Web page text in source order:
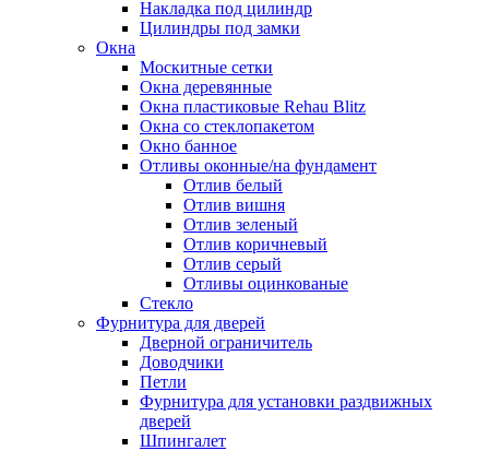
Накладка под цилиндр
Цилиндры под замки
Окна
Москитные сетки
Окна деревянные
Окна пластиковые Rehau Blitz
Окна со стеклопакетом
Окно банное
Отливы оконные/на фундамент
Отлив белый
Отлив вишня
Отлив зеленый
Отлив коричневый
Отлив серый
Отливы оцинкованые
Стекло
Фурнитура для дверей
Дверной ограничитель
Доводчики
Петли
Фурнитура для установки раздвижных
дверей
Шпингалет